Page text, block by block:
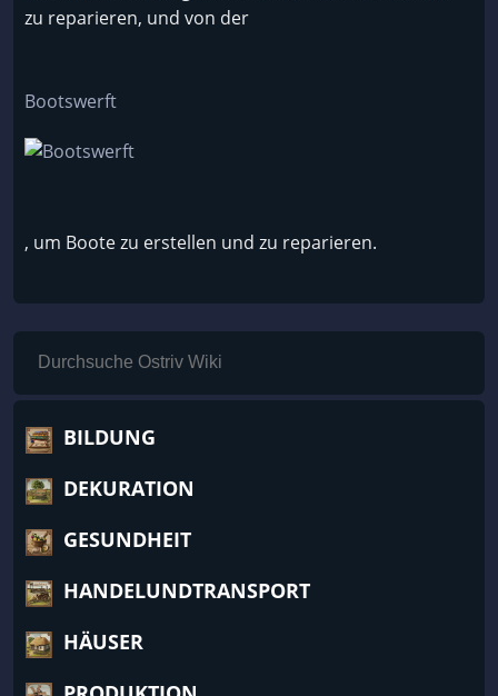
zu reparieren, und von der
Bootswerft
, um Boote zu erstellen und zu reparieren.
BILDUNG
DEKURATION
GESUNDHEIT
HANDELUNDTRANSPORT
HÄUSER